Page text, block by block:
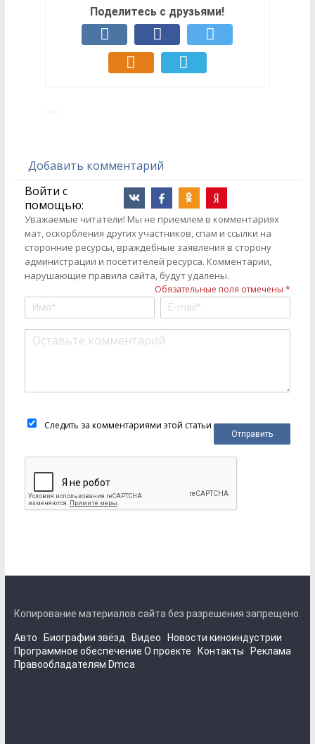
Поделитесь с друзьями!
Добавить комментарий
Войти с
помощью:
Уважаемые читатели! Мы не приемлем в комментариях
мат, оскорбления других участников, спам и ссылки на
сторонние ресурсы, враждебные заявления в сторону
администрации и посетителей ресурса. Комментарии,
нарушающие правила сайта, будут удалены.
Обязательные поля отмечены *
Следить за комментариями этой статьи
Копирование материалов сайта без разрешения запрещено.
Авто Биографии звёзд Видео
Новости киноиндустрии
Программное обеспечение О проекте Контакты
Реклама
Правообладателям Dmca